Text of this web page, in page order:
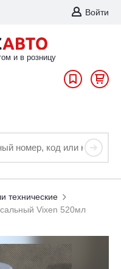
Войти
и в розницу
технические
Vixen 520мл